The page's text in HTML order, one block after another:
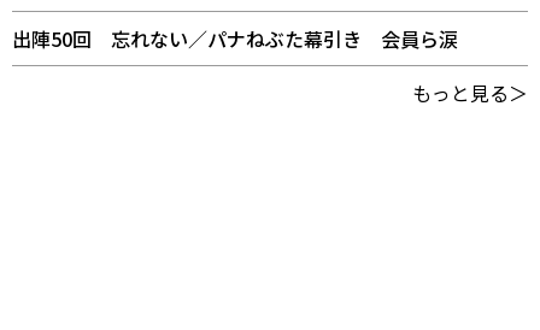
出陣50回 忘れない／パナねぶた幕引き 会員ら涙
もっと見る＞